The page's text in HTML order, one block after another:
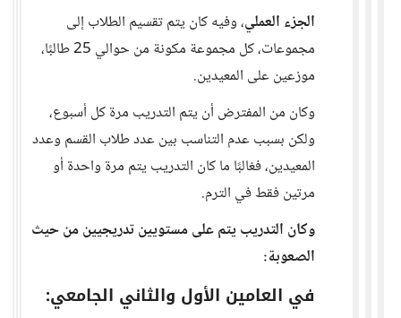
الجزء العملي، وفيه كان يتم تقسيم الطلاب إلى
مجموعات، كل مجموعة مكونة من حوالي 25 طالبًا،
موزعين على المعيدين.
وكان من المفترض أن يتم التدريب مرة كل أسبوع،
ولكن بسبب عدم التناسب بين عدد طلاب القسم وعدد
المعيدين، فغالبًا ما كان التدريب يتم مرة واحدة أو
مرتين فقط في الترم.
وكان التدريب يتم على مستويين تدريجيين من حيث
الصعوبة:
في العامين الأول والثاني الجامعي: